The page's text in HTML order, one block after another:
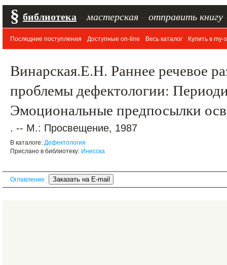
§ библиотека мастерская отправить книгу
Последние поступления Доступные on-line Весь каталог Купить в my-
Винарская.Е.Н. Раннее речевое
проблемы дефектологии:
Эмоциональные предпосылки
. -- М.: Просвещение, 1987
В каталоге: Дефектология
Прислано в библиотеку: Инесска
Оглавление